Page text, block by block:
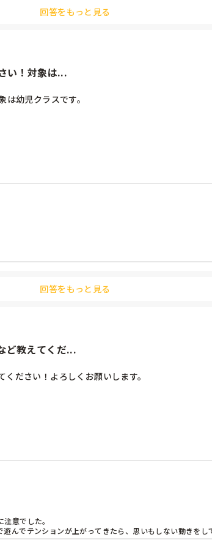
回答をもっと見る
い！対象は...
幼児クラスです。
回答をもっと見る
ど教えてくだ...
ださい！よろしくお願いします。
意でした。
んでテンションが上がってきたら、思いもしない動きを